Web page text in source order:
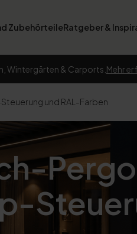
ZubehörteileRatgeber &
Wintergärten & Carports. Mehr
und RAL-Farben